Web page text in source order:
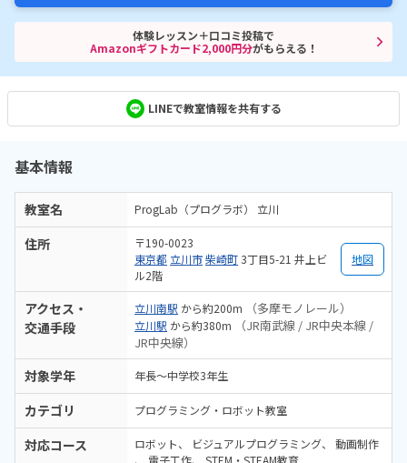
体験レッスン＋口コミ投稿で
Amazonギフトカード2,000円分がもらえる！
LINEで教室情報を共有する
基本情報
教室名 ProgLab（プログラボ） 立川
住所
〒190-0023
東京都 立川市柴崎町3丁目5-21 井上ビ
ル2階
地図
アクセス・
交通手段
立川南駅 から約200m （多摩モノレール）
立川駅 から約380m
（JR南武線 / JR中央本線 /
JR中央線）
対象学年 年長～中学校3年生
カテゴリ プログラミング・ロボット教室
対応コース ロボット ビジュアルプログラミング
動画制作
電子工作
STEM・STEAM教育